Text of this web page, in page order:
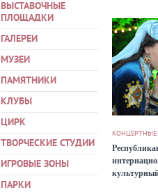
ВЫСТАВОЧНЫЕ
ПЛОЩАДКИ
ГАЛЕРЕИ
МУЗЕИ
ПАМЯТНИКИ
КЛУБЫ
ЦИРК
ТВОРЧЕСКИЕ СТУДИИ
ИГРОВЫЕ ЗОНЫ
ПАРКИ